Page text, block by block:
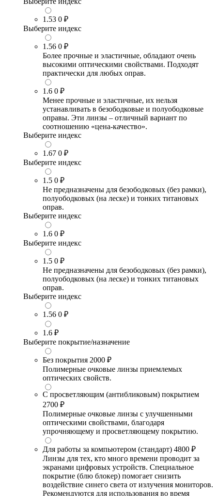
1.53 0 ₽
Выберите индекс
1.56 0 ₽
Более прочные и эластичные, обладают очень
высокими оптическими свойствами. Подходят
практически для любых оправ.
1.6 0 ₽
Менее прочные и эластичные, их нельзя
устанавливать в безободковые и полуободковые
оправы. Эти линзы – отличный вариант по
соотношению «цена-качество».
Выберите индекс
1.67 0 ₽
Выберите индекс
1.5 0 ₽
Не предназначены для безободковых (без рамки),
полуободковых (на леске) и тонких титановых
оправ.
Выберите индекс
1.6 0 ₽
Выберите индекс
1.5 0 ₽
Не предназначены для безободковых (без рамки),
полуободковых (на леске) и тонких титановых
оправ.
Выберите индекс
1.56 0 ₽
1.6 ₽
Выберите покрытие/назначение
Без покрытия 2000 ₽
Полимерные очковые линзы приемлемых
оптических свойств.
С просветляющим (антибликовым) покрытием
2700 ₽
Полимерные очковые линзы с улучшенными
оптическими свойствами, благодаря
упрочняющему и просветляющему покрытию.
Для работы за компьютером (стандарт) 4800 ₽
Линзы для тех, кто много времени проводит за
экранами цифровых устройств. Специальное
покрытие (блю блокер) помогает снизить
воздействие синего света от излучения мониторов.
Рекомендуются для использования во время